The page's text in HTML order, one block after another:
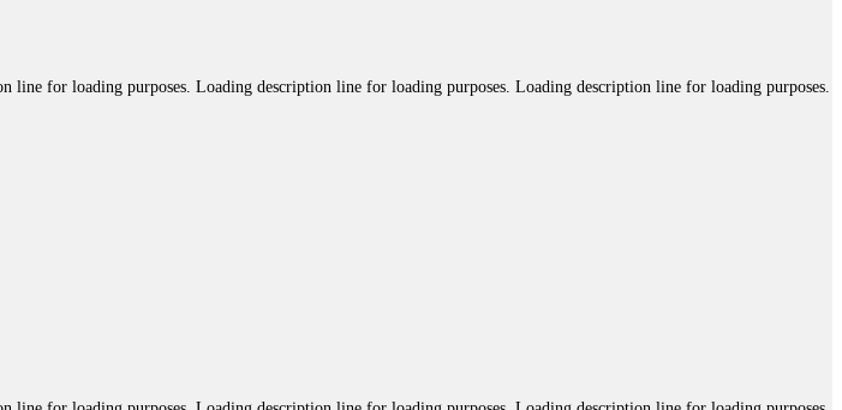
for loading purposes. Loading description line for loading purposes. Loading description line for loading purposes.